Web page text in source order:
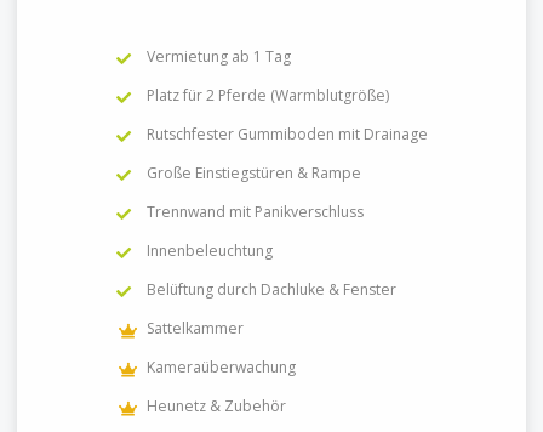
Vermietung ab 1 Tag
Platz für 2 Pferde (Warmblutgröße)
Rutschfester Gummiboden mit Drainage
Große Einstiegstüren & Rampe
Trennwand mit Panikverschluss
Innenbeleuchtung
Belüftung durch Dachluke & Fenster
Sattelkammer
Kameraüberwachung
Heunetz & Zubehör